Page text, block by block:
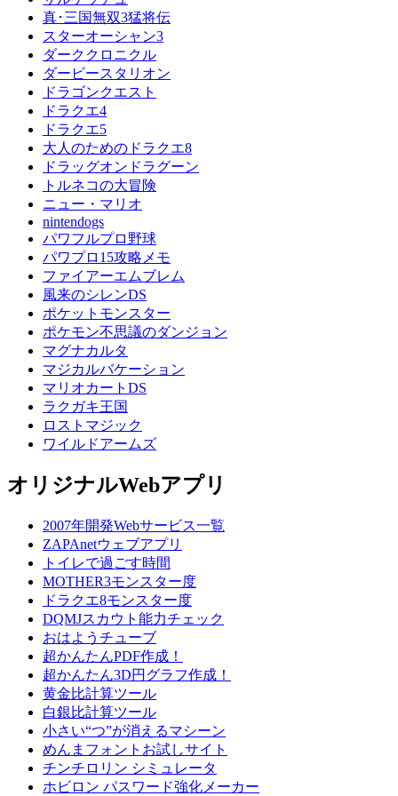
真･三国無双3猛将伝
スターオーシャン3
ダーククロニクル
ダービースタリオン
ドラゴンクエスト
ドラクエ4
ドラクエ5
大人のためのドラクエ8
ドラッグオンドラグーン
トルネコの大冒険
ニュー・マリオ
nintendogs
パワフルプロ野球
パワプロ15攻略メモ
ファイアーエムブレム
風来のシレンDS
ポケットモンスター
ポケモン不思議のダンジョン
マグナカルタ
マジカルバケーション
マリオカートDS
ラクガキ王国
ロストマジック
ワイルドアームズ
オリジナルWebアプリ
2007年開発Webサービス一覧
ZAPAnetウェブアプリ
トイレで過ごす時間
MOTHER3モンスター度
ドラクエ8モンスター度
DQMJスカウト能力チェック
おはようチューブ
超かんたんPDF作成！
超かんたん3D円グラフ作成！
黄金比計算ツール
白銀比計算ツール
小さい“つ”が消えるマシーン
めんまフォントお試しサイト
チンチロリン シミュレータ
ホビロン パスワード強化メーカー